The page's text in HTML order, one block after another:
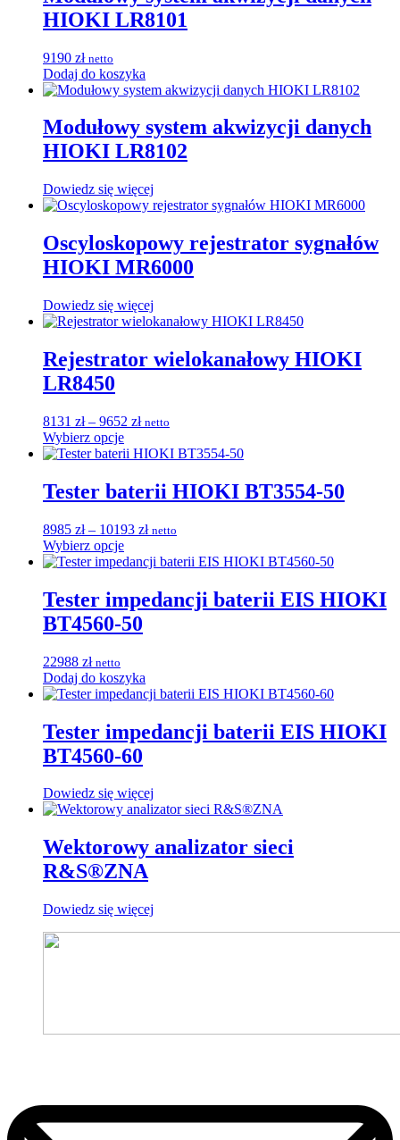
HIOKI LR8101
9190 zł netto
Dodaj do koszyka
Modułowy system akwizycji danych
HIOKI LR8102
Dowiedz się więcej
Oscyloskopowy rejestrator sygnałów
HIOKI MR6000
Dowiedz się więcej
Rejestrator wielokanałowy HIOKI
LR8450
8131 zł – 9652 złZakres
od
9652 zł
netto
Wybierz opcjeTen
produkt
wiele
wariantów.
można
wybrać
na
produktu
Tester baterii HIOKI BT3554-50
8985 zł – 10193 złZakres
od
do
10193 zł
netto
Wybierz opcjeTen
produkt
wariantów.
Opcje
na
stronie
produktu
Tester impedancji baterii EIS HIOKI
BT4560-50
22988 zł netto
Dodaj do koszyka
Tester impedancji baterii EIS HIOKI
BT4560-60
Dowiedz się więcej
Wektorowy analizator sieci
R&S®ZNA
Dowiedz się więcej